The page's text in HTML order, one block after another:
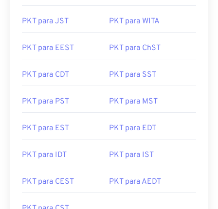
PKT para JST PKT para WITA
PKT para EEST PKT para ChST
PKT para CDT PKT para SST
PKT para PST PKT para MST
PKT para EST PKT para EDT
PKT para IDT PKT para IST
PKT para CEST PKT para AEDT